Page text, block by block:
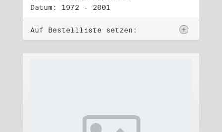
Datum: 1972 - 2001
Auf Bestellliste setzen: